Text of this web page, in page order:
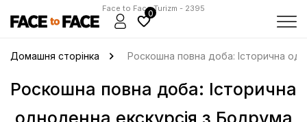
Face to Face Turizm - 2395
0
Домашня сторінка Роскошна повна доба: Історична
Роскошна повна доба: Історична
одноденна екскурсія з Бодрума